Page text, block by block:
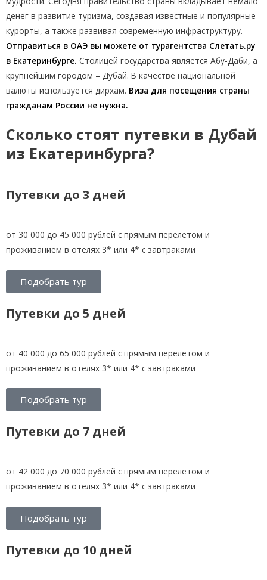
денег в развитие туризма, создавая известные и популярные
курорты, а также развивая современную инфраструктуру.
Отправиться в ОАЭ вы можете от турагентства Слетать.ру
в Екатеринбурге. Столицей государства является Абу-Даби, а
крупнейшим городом – Дубай. В качестве национальной
валюты используется дирхам. Виза для посещения страны
гражданам России не нужна.
Сколько стоят путевки в Дубай
из Екатеринбурга?
Путевки до 3 дней
от 30 000 до 45 000 рублей с прямым перелетом и
проживанием в отелях 3* или 4* с завтраками
Подобрать тур
Путевки до 5 дней
от 40 000 до 65 000 рублей с прямым перелетом и
проживанием в отелях 3* или 4* с завтраками
Подобрать тур
Путевки до 7 дней
от 42 000 до 70 000 рублей с прямым перелетом и
проживанием в отелях 3* или 4* с завтраками
Подобрать тур
Путевки до 10 дней